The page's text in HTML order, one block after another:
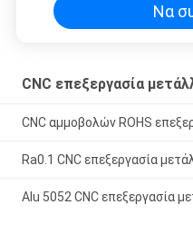
Να
CNC επεξεργασία
CNC αμμοβολών ROHS
Ra0.1 CNC επεξεργασία
Alu 5052 CNC επεξεργασία